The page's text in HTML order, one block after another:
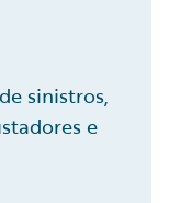
sinistros,
e